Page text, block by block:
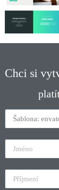
Chci si